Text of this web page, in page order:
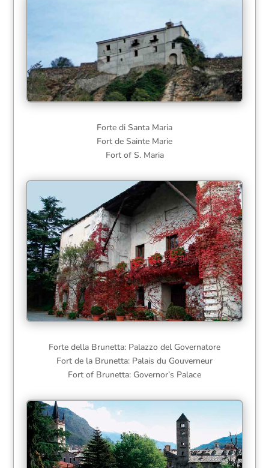
Forte di Santa Maria
Fort de Sainte Marie
Fort of S. Maria
Forte della Brunetta: Palazzo del Governatore
Fort de la Brunetta: Palais du Gouverneur
Fort of Brunetta: Governor’s Palace